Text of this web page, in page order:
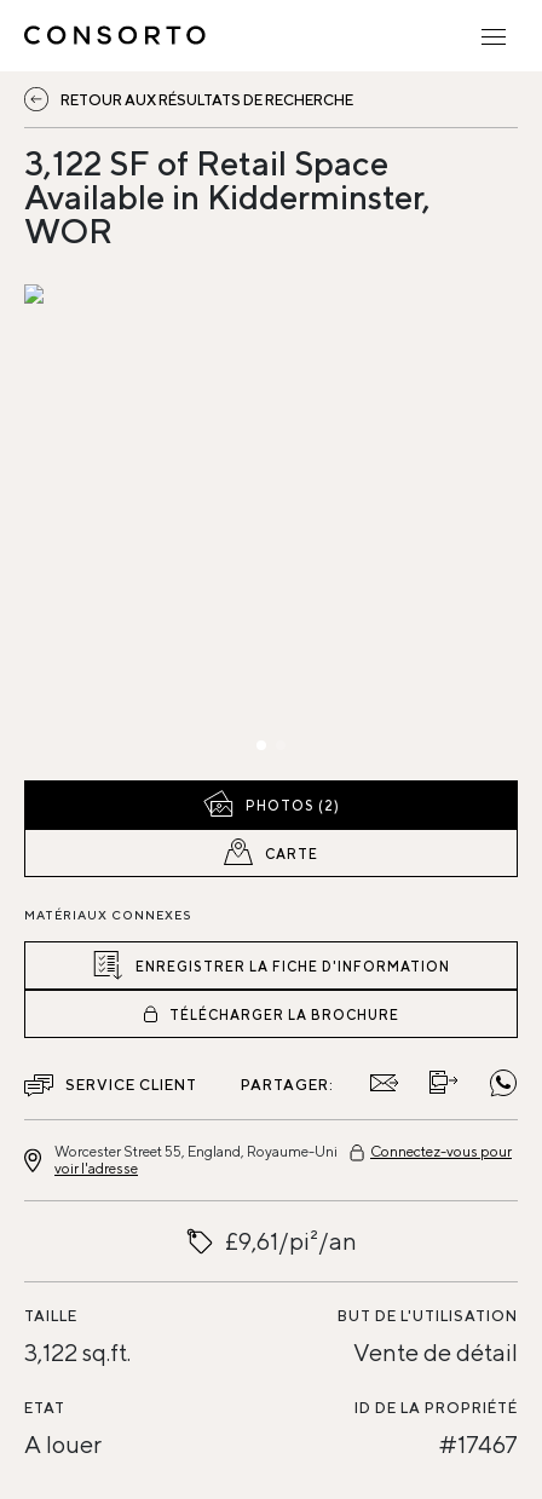
RETOUR AUX RÉSULTATS DE RECHERCHE
3,122 SF of Retail Space
Available in Kidderminster,
WOR
PHOTOS (2)
CARTE
MATÉRIAUX CONNEXES
ENREGISTRER LA FICHE D'INFORMATION
TÉLÉCHARGER LA BROCHURE
SERVICE CLIENT PARTAGER:
Worcester Street 55, England, Royaume-Uni
Connectez-vous pour
voir l'adresse
£9,61/pi²/an
TAILLE
3,122 sq.ft.
BUT DE L'UTILISATION
Vente de détail
ETAT
A louer
ID DE LA PROPRIÉTÉ
#17467